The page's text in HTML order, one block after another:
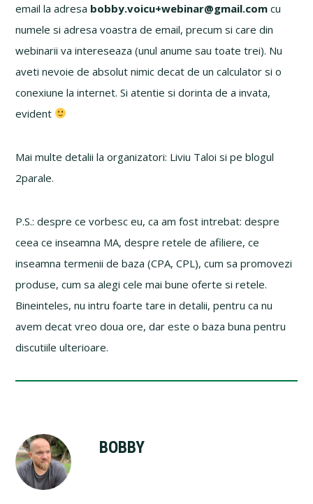
email la adresa bobby.voicu+webinar@gmail.com cu
numele si adresa voastra de email, precum si care din
webinarii va intereseaza (unul anume sau toate trei). Nu
aveti nevoie de absolut nimic decat de un calculator si o
conexiune la internet. Si atentie si dorinta de a invata,
evident
Mai multe detalii la organizatori: Liviu Taloi si pe blogul
2parale.
P.S.: despre ce vorbesc eu, ca am fost intrebat: despre
ceea ce inseamna MA, despre retele de afiliere, ce
inseamna termenii de baza (CPA, CPL), cum sa promovezi
produse, cum sa alegi cele mai bune oferte si retele.
Bineinteles, nu intru foarte tare in detalii, pentru ca nu
avem decat vreo doua ore, dar este o baza buna pentru
discutiile ulterioare.
BOBBY